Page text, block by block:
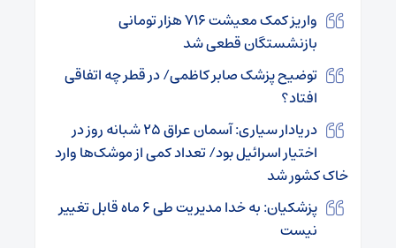
واریز کمک معیشت ۷۱۶ هزار تومانی
بازنشستگان قطعی شد
توضیح پزشک صابر کاظمی/ در قطر چه اتفاقی
افتاد؟
دریادار سیاری: آسمان عراق ۲۵ شبانه روز در
اختیار اسرائیل بود/ تعداد کمی از موشک‌ها وارد
خاک کشور شد
پزشکیان: به خدا مدیریت طی ۶ ماه قابل تغییر
نیست